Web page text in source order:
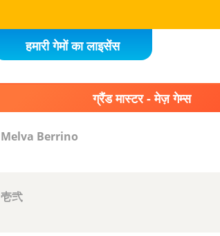
हमारी गेमों का लाइसेंस
ग्रैंड मास्टर - मेज़ गेम्स
Melva Berrino
壱弐